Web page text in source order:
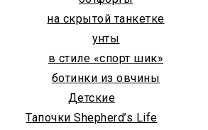
на скрытой танкетке
унты
в стиле «спорт шик»
ботинки из овчины
Детские
Тапочки Shepherd’s Life